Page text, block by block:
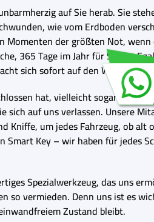
auf Sie herab. Sie
wie vom Erdboden
der größten Not, wenn
365 Tage im Jahr für Sie da.
sich sofort auf den Weg zu Ihnen.
hat, vielleicht sogar noch
sich auf uns verlassen. Unsere
Kniffe, um jedes Fahrzeug, ob alt
Smart Key – wir haben für jedes
Spezialwerkzeug, das uns
so vermieden. Denn uns ist es
Zustand bleibt.